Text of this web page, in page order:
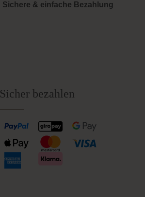
Sichere & einfache Bezahlung
Sicher bezahlen